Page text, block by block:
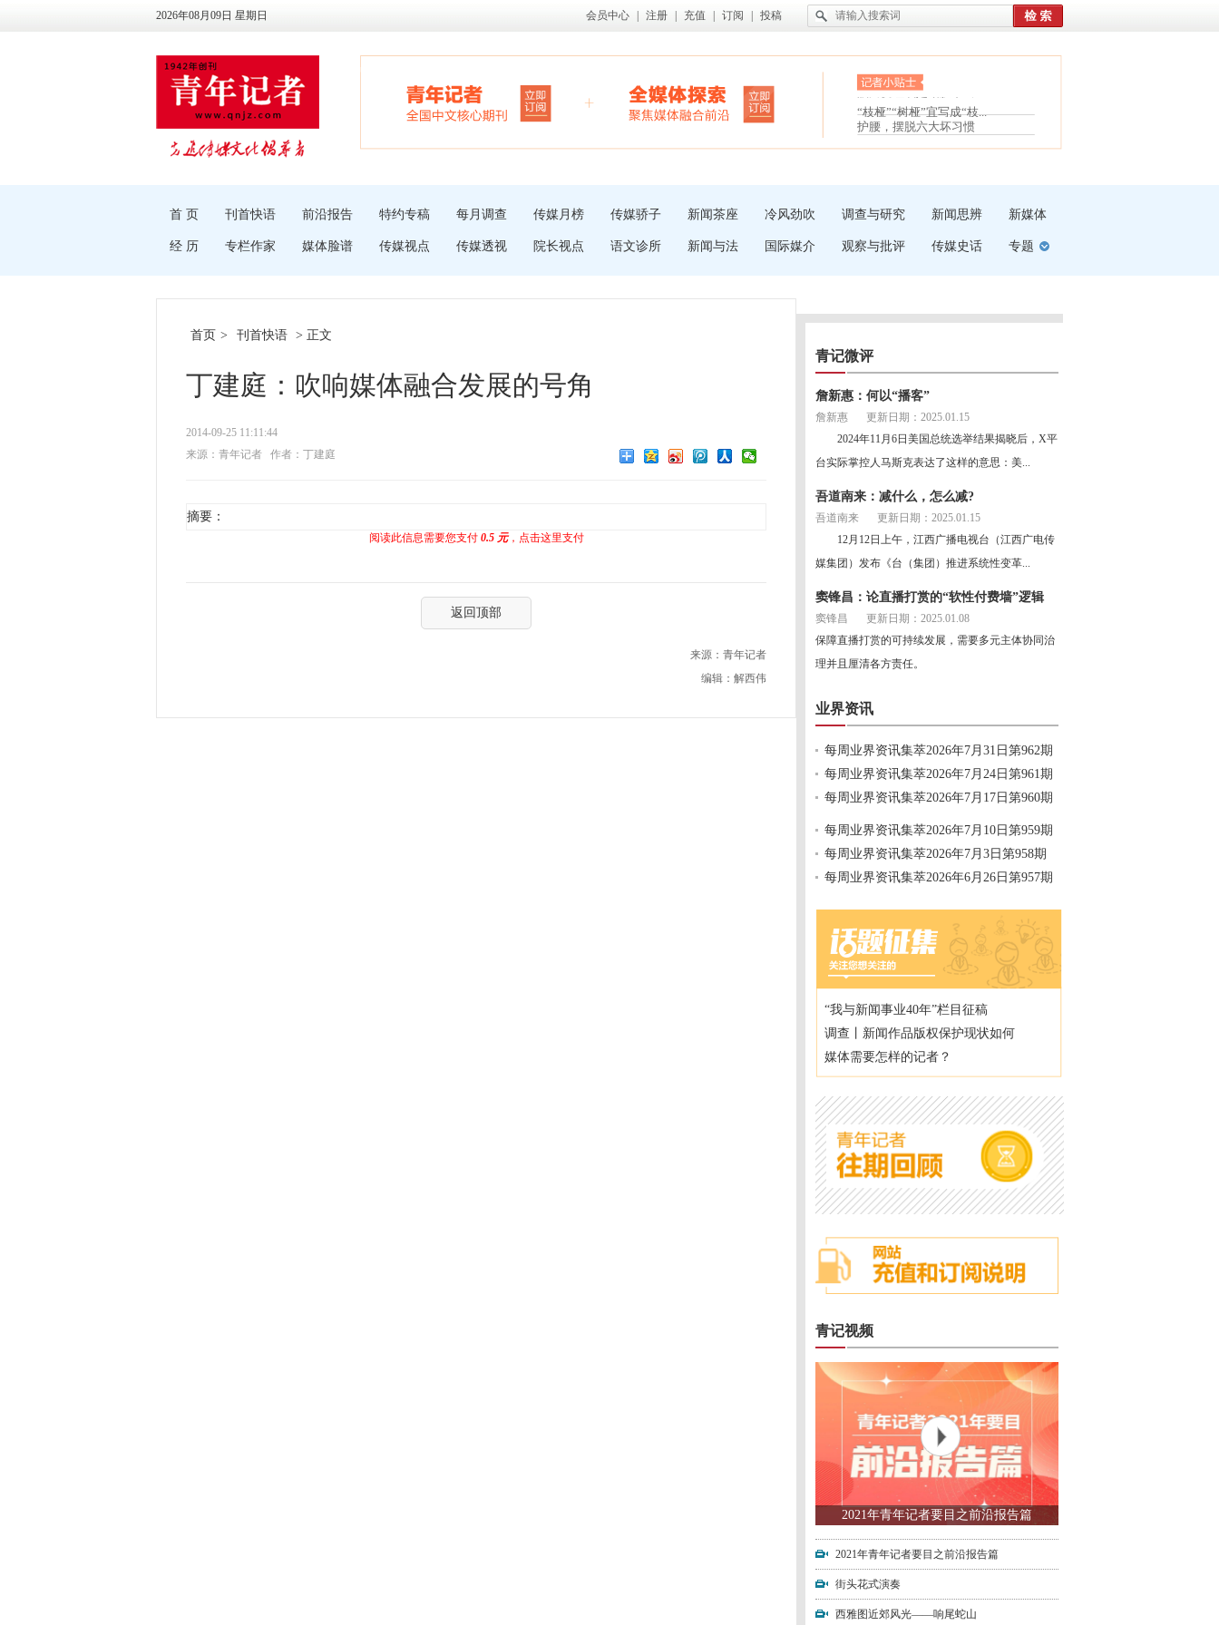
2026年08月09日 星期日 会员中心 注册 充值 订阅 投稿
眼白变红或是结膜下出血
“枝桠”“树桠”宜写成“枝...
夏天缓解疲劳有三招
护腰，摆脱六大坏习惯
受伤了冰敷还是热敷
首 页 刊首快语 前沿报告 特约专稿 每月调查 传媒月榜 传媒骄子 新闻茶座 冷风劲吹 调查与研究 新闻思辨 新媒体
经 历 专栏作家 媒体脸谱 传媒视点 传媒透视 院长视点 语文诊所 新闻与法 国际媒介 观察与批评 传媒史话 专题
首页 > 刊首快语 > 正文
丁建庭：吹响媒体融合发展的号角
2014-09-25 11:11:44
来源：青年记者
作者：丁建庭
摘要：
阅读此信息需要您支付 0.5 元，点击这里支付
返回顶部
来源：青年记者
编辑：解西伟
青记微评
詹新惠：何以“播客”
詹新惠
更新日期：2025.01.15
2024年11月6日美国总统选举结果揭晓后，X平
台实际掌控人马斯克表达了这样的意思：美...
吾道南来：减什么，怎么减?
吾道南来
更新日期：2025.01.15
12月12日上午，江西广播电视台（江西广电传
媒集团）发布《台（集团）推进系统性变革...
窦锋昌：论直播打赏的“软性付费墙”逻辑
窦锋昌
更新日期：2025.01.08
保障直播打赏的可持续发展，需要多元主体协同治
理并且厘清各方责任。
业界资讯
每周业界资讯集萃2026年7月31日第962期
每周业界资讯集萃2026年7月24日第961期
每周业界资讯集萃2026年7月17日第960期
每周业界资讯集萃2026年7月10日第959期
每周业界资讯集萃2026年7月3日第958期
每周业界资讯集萃2026年6月26日第957期
“我与新闻事业40年”栏目征稿
调查丨新闻作品版权保护现状如何
媒体需要怎样的记者？
青记视频
2021年青年记者要目之前沿报告篇
2021年青年记者要目之前沿报告篇
街头花式演奏
西雅图近郊风光——响尾蛇山